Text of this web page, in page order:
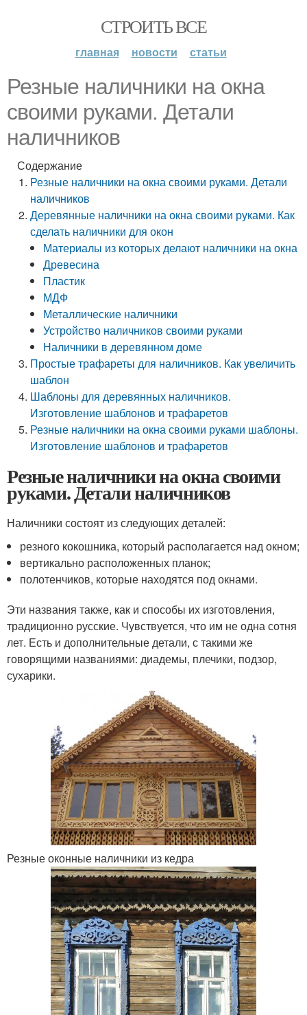
СТРОИТЬ ВСЕ
главная новости статьи
Резные наличники на окна
своими руками. Детали
наличников
Содержание
Резные наличники на окна своими руками. Детали
наличников
Деревянные наличники на окна своими руками. Как
сделать наличники для окон
Материалы из которых делают наличники на окна
Древесина
Пластик
МДФ
Металлические наличники
Устройство наличников своими руками
Наличники в деревянном доме
Простые трафареты для наличников. Как увеличить
шаблон
Шаблоны для деревянных наличников.
Изготовление шаблонов и трафаретов
Резные наличники на окна своими руками шаблоны.
Изготовление шаблонов и трафаретов
Резные наличники на окна своими
руками. Детали наличников
Наличники состоят из следующих деталей:
резного кокошника, который располагается над окном;
вертикально расположенных планок;
полотенчиков, которые находятся под окнами.
Эти названия также, как и способы их изготовления,
традиционно русские. Чувствуется, что им не одна сотня
лет. Есть и дополнительные детали, с такими же
говорящими названиями: диадемы, плечики, подзор,
сухарики.
Резные оконные наличники из кедра